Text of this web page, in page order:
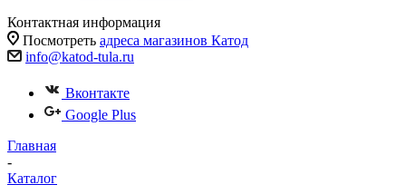
Контактная информация
Посмотреть адреса магазинов Катод
info@katod-tula.ru
Вконтакте
Google Plus
Главная
-
Каталог